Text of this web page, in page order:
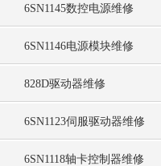
6SN1145数控电源维修
6SN1146电源模块维修
828D驱动器维修
6SN1123伺服驱动器维修
6SN1118轴卡控制器维修